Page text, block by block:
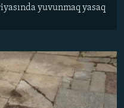
yuvunmaq yasaq